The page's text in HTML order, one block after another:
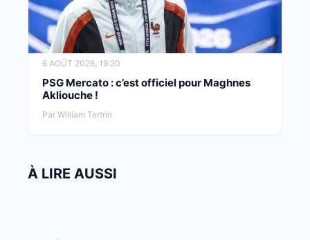
6 AOÛT 2026, 19:20
PSG Mercato : c’est officiel pour Maghnes
Akliouche !
Par William Tertrin
À LIRE AUSSI